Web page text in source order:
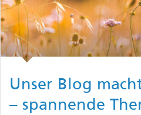
Unser Blog
– spannende